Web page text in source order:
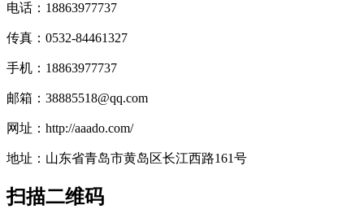
电话：18863977737
传真：0532-84461327
手机：18863977737
邮箱：38885518@qq.com
网址：http://aaado.com/
地址：山东省青岛市黄岛区长江西路161号
扫描二维码